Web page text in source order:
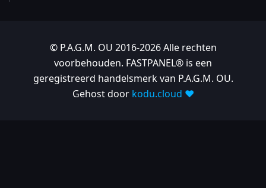
© P.A.G.M. OU 2016-2026 Alle rechten
voorbehouden. FASTPANEL® is een
geregistreerd handelsmerk van P.A.G.M. OU.
Gehost door kodu.cloud ❤️